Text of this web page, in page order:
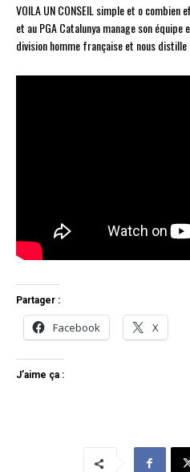
VOILA UN CONSEIL simple et o
et au PGA Catalunya manage son équipe
division homme française et nous distille
Partager :
Facebook X
J’aime ça :